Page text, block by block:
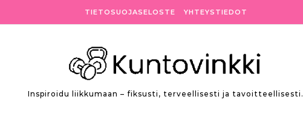
TIETOSUOJASELOSTE YHTEYSTIEDOT
Inspiroidu liikkumaan – fiksusti, terveellisesti ja tavoitteellisesti.